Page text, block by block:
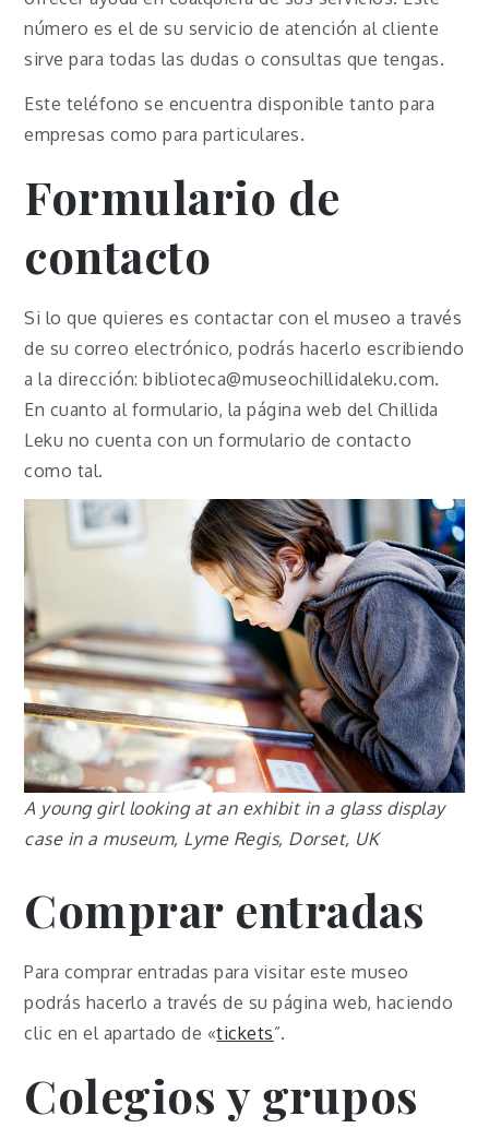
número es el de su servicio de atención al cliente
sirve para todas las dudas o consultas que tengas.
Este teléfono se encuentra disponible tanto para
empresas como para particulares.
Formulario de
contacto
Si lo que quieres es contactar con el museo a través
de su correo electrónico, podrás hacerlo escribiendo
a la dirección: biblioteca@museochillidaleku.com.
En cuanto al formulario, la página web del Chillida
Leku no cuenta con un formulario de contacto
como tal.
A young girl looking at an exhibit in a glass display
case in a museum, Lyme Regis, Dorset, UK
Comprar entradas
Para comprar entradas para visitar este museo
podrás hacerlo a través de su página web, haciendo
clic en el apartado de «tickets”.
Colegios y grupos